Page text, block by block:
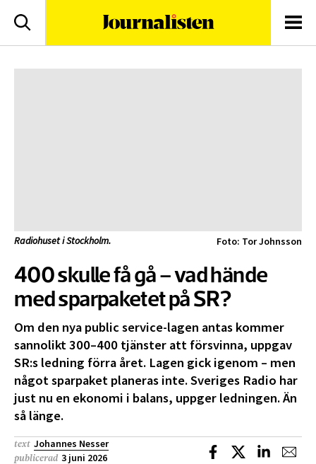
Sök
Radiohuset i Stockholm. Foto: Tor Johnsson
400 skulle få gå – vad hände
med sparpaketet på SR?
Om den nya public service-lagen antas kommer
sannolikt 300–400 tjänster att försvinna, uppgav
SR:s ledning förra året. Lagen gick igenom – men
något sparpaket planeras inte. Sveriges Radio har
just nu en ekonomi i balans, uppger ledningen. Än
så länge.
text Johannes Nesser
publicerad 3 juni 2026
Dela på Facebook
Dela på XDela på